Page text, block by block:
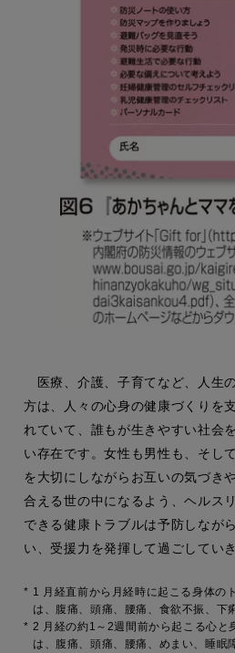
医療、介護、子育てなど、人生
方は、人々の心身の健康づくりを
れていて、誰もが生きやすい社会
い存在です。女性も男性も、そし
を大切にしながらお互いの気づき
合える世の中になるよう、ヘルス
できる健康トラブルは予防しなが
い、受援力を発揮して過ごしてい
* 1 月経直前から月経時に起こる身体の
は、腹痛、頭痛、腰痛、食欲不振、下
* 2 月経の約1～2週間前から起こる心と
は、腹痛、頭痛、腰痛、めまい、睡眠